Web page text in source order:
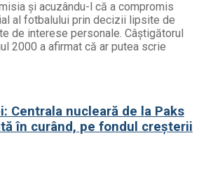
și acuzându-l că a compromis
al fotbalului prin decizii lipsite de
de interese personale. Câștigătorul
2000 a afirmat că ar putea scrie
Centrala nucleară de la Paks
în curând, pe fondul creșterii